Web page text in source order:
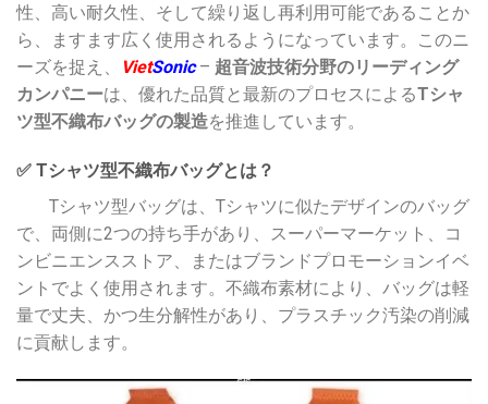
性、高い耐久性、そして繰り返し再利用可能であることか
ら、ますます広く使用されるようになっています。このニ
ーズを捉え、
VietSonic– 超音波技術分野のリーディング
カンパニーは、優れた品質と最新のプロセスによるTシャ
ツ型不織布バッグの製造を推進しています。
✅ Tシャツ型不織布バッグとは？
Tシャツ型バッグは、Tシャツに似たデザインのバッグ
で、両側に2つの持ち手があり、スーパーマーケット、コ
ンビニエンスストア、またはブランドプロモーションイベ
ントでよく使用されます。不織布素材により、バッグは軽
量で丈夫、かつ生分解性があり、プラスチック汚染の削減
に貢献します。